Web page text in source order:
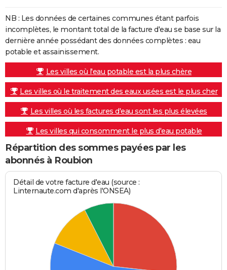
NB : Les données de certaines communes étant parfois
incomplètes, le montant total de la facture d'eau se base sur la
dernière année possédant des données complètes : eau
potable et assainissement.
Les villes où l'eau potable est la plus chère
Les villes où le traitement des eaux usées est le plus cher
Les villes où les factures d'eau sont les plus élevées
Les villes qui consomment le plus d'eau potable
Répartition des sommes payées par les
abonnés à Roubion
Détail de votre facture d'eau (source :
Linternaute.com d'après l'ONSEA)